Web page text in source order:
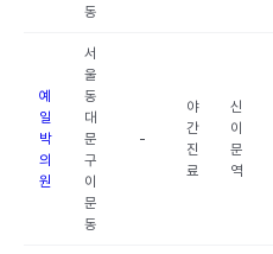
동
예
일
박
의
원
서
울
동
대
문
구
이
문
동
-
야
간
진
료
신
이
문
역